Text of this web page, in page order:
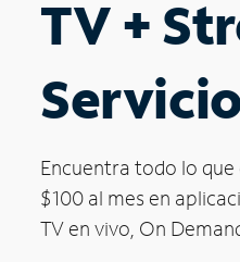
TV +
Encuentra todo lo
$100 al mes en
TV en vivo, On